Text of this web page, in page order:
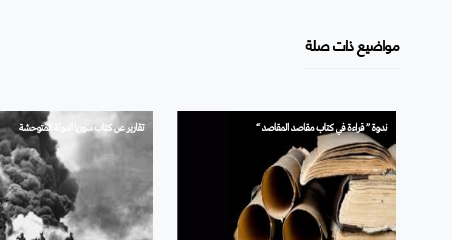
مواضيع ذات صلة
ندوة ” قراءة في كتاب مقاصد المقاصد “ تقارير عن كتاب سوريا الدولة المتوحشة